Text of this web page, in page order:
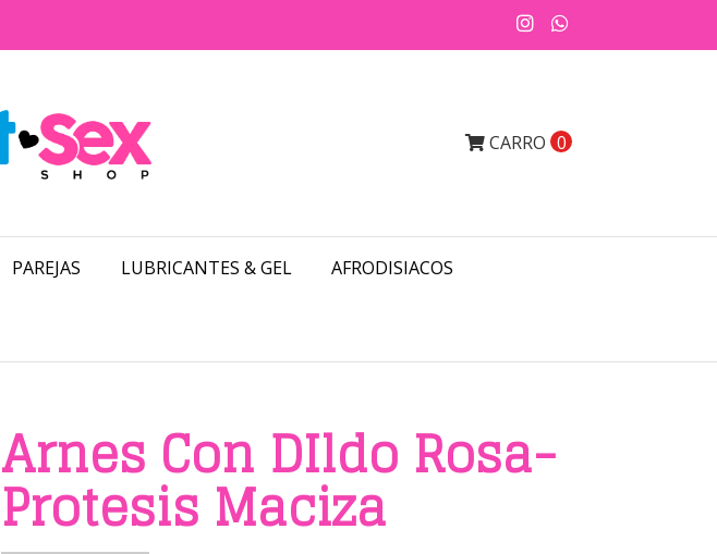
CARRO 0
PAREJAS LUBRICANTES & GEL AFRODISIACOS
Arnes Con DIldo Rosa-
Protesis Maciza